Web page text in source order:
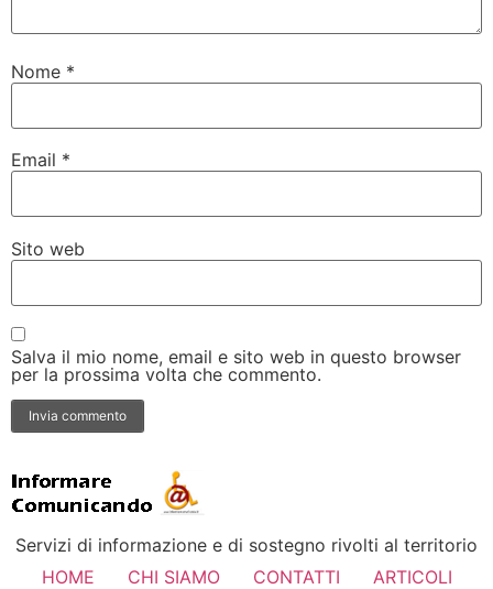
Nome *
Email *
Sito web
Salva il mio nome, email e sito web in questo browser
per la prossima volta che commento.
Servizi di informazione e di sostegno rivolti al territorio
HOME
CHI SIAMO CONTATTI ARTICOLI